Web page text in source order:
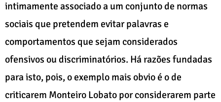
intimamente associado a um conjunto de normas
sociais que pretendem evitar palavras e
comportamentos que sejam considerados
ofensivos ou discriminatórios. Há razões fundadas
para isto, pois, o exemplo mais obvio é o de
criticarem Monteiro Lobato por considerarem parte